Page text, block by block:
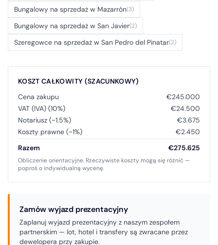
Bungalowy na sprzedaż w Mazarrón(3)
Bungalowy na sprzedaż w San Javier(2)
Szeregowce na sprzedaż w San Pedro del Pinatar(2)
KOSZT CAŁKOWITY (SZACUNKOWY)
Cena zakupu
€245.000
VAT (IVA) (10%)
€24.500
Notariusz (~1.5%)
€3.675
Koszty prawne (~1%)
€2.450
Razem
€275.625
Obliczenie orientacyjne. Rzeczywiste koszty mogą się różnić —
poproś o indywidualną wycenę.
Zamów wyjazd prezentacyjny
Zaplanuj wyjazd prezentacyjny z naszym zespołem
partnerskim — lot, hotel i transfery są zwracane przez
dewelopera przy zakupie.